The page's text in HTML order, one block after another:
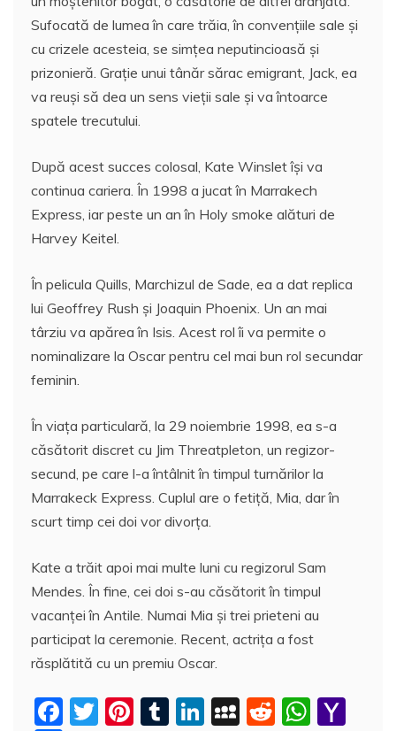
Sufocată de lumea în care trăia, în convenţiile sale şi
cu crizele acesteia, se simţea neputincioasă şi
prizonieră. Graţie unui tânăr sărac emigrant, Jack, ea
va reuşi să dea un sens vieţii sale şi va întoarce
spatele trecutului.
După acest succes colosal, Kate Winslet îşi va
continua cariera. În 1998 a jucat în Marrakech
Express, iar peste un an în Holy smoke alături de
Harvey Keitel.
În pelicula Quills, Marchizul de Sade, ea a dat replica
lui Geoffrey Rush şi Joaquin Phoenix. Un an mai
târziu va apărea în Isis. Acest rol îi va permite o
nominalizare la Oscar pentru cel mai bun rol secundar
feminin.
În viaţa particulară, la 29 noiembrie 1998, ea s-a
căsătorit discret cu Jim Threatpleton, un regizor-
secund, pe care l-a întâlnit în timpul turnărilor la
Marrakeck Express. Cuplul are o fetiţă, Mia, dar în
scurt timp cei doi vor divorţa.
Kate a trăit apoi mai multe luni cu regizorul Sam
Mendes. În fine, cei doi s-au căsătorit în timpul
vacanţei în Antile. Numai Mia şi trei prieteni au
participat la ceremonie. Recent, actriţa a fost
răsplătită cu un premiu Oscar.
F
T
Pi T
Li M R
W